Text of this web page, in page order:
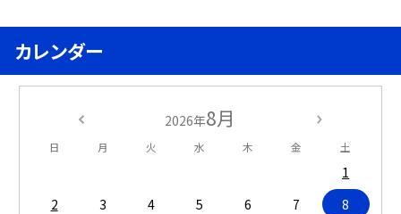
カレンダー
2026年8月
日 月 火 水 木 金 土
1
2
3 4 5 6 7
8